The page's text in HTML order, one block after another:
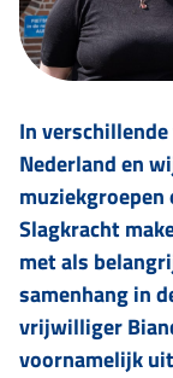
In
Nederland en
muziekgroepen
Slagkracht
met als
samenhang in
vrijwilliger
voornamelijk